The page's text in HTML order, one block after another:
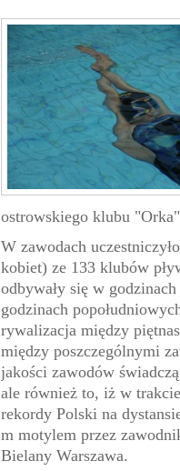
ostrowskiego klubu
W zawodach
kobiet) ze 133 klubów
odbywały się w
godzinach
rywalizacja między
między poszczególnymi
jakości zawodów
ale również to, iż w
rekordy Polski na
m motylem przez
Bielany Warszawa.